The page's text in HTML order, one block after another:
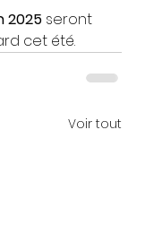
2025 seront
cet été.
Voir tout